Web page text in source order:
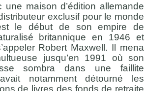
une maison d’édition allemande
exclusif pour le monde
le début de son empire de
britannique en 1946 et
Robert Maxwell. Il mena
jusqu’en 1991 où son
sombra dans une faillite
notamment détourné les
de livres des fonds de retraite